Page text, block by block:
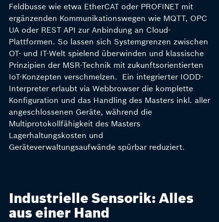
Feldbusse wie etwa EtherCAT oder PROFINET mit
ergänzenden Kommunikationswegen wie MQTT, OPC
UA oder REST API zur Anbindung an Cloud-
Plattformen. So lassen sich Systemgrenzen zwischen
OT- und IT-Welt spielend überwinden und klassische
Prinzipien der MSR-Technik mit zukunftsorientierten
IoT-Konzepten verschmelzen. Ein integrierter IODD-
Interpreter erlaubt via Webbrowser die komplette
Konfiguration und das Handling des Masters inkl. aller
angeschlossenen Geräte, während die
Multiprotokollfähigkeit des Masters
Lagerhaltungskosten und
Geräteverwaltungsaufwände spürbar reduziert.
Industrielle Sensorik: Alles
aus einer Hand